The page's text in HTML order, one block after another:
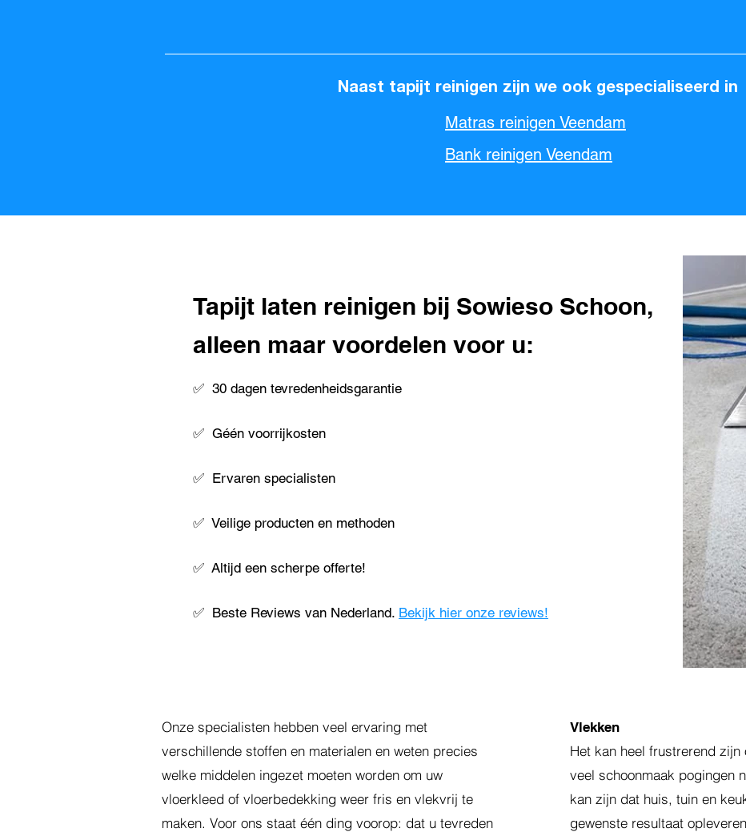
Naast tapijt reinigen zijn we ook gespecialiseerd in
Matras reinigen Veendam
Bank reinigen Veendam
Tapijt laten reinigen bij Sowieso Schoon,
alleen maar voordelen voor u:
✅ 30 dagen tevredenheidsgarantie
✅ Géén voorrijkosten
✅ Ervaren specialisten
✅ Veilige producten en methoden
✅ Altijd een scherpe offerte!
✅ Beste Reviews van Nederland. Bekijk hier onze reviews!
Onze specialisten hebben veel ervaring met
verschillende stoffen en materialen en weten precies
welke middelen ingezet moeten worden om uw
vloerkleed of vloerbedekking weer fris en vlekvrij te
maken. Voor ons staat één ding voorop: dat u tevreden
Vlekken
Het kan heel frustrerend
veel schoonmaak pogingen
kan zijn dat huis, tuin en
gewenste resultaat